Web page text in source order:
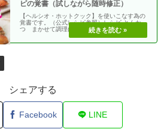
ピの覚書（試しながら随時修正）
【ヘルシオ・ホットクック】を使いこなす為の
覚書です。（公式レシピ参照）レシピ とんか
つ まかせて調理(網焼き・揚げる) エビフラ
シェアする
Facebook LINE